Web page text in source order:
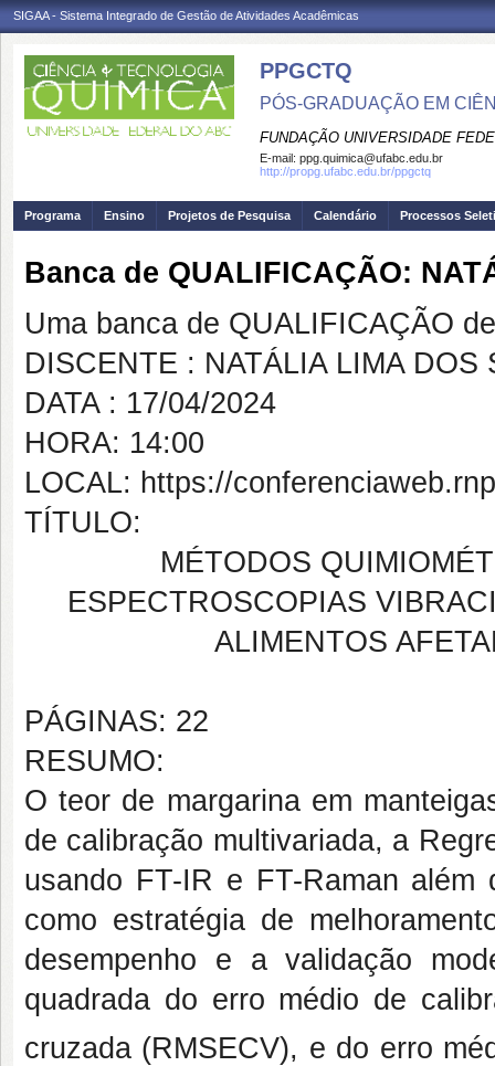
SIGAA - Sistema Integrado de Gestão de Atividades Acadêmicas
PPGCTQ
PÓS-GRADUAÇÃO EM
FUNDAÇÃO UNIVERSIDADE
E-mail: ppg.quimica@ufabc.edu.br
http://propg.ufabc.edu.br/ppgctq
Programa Ensino Projetos de Pesquisa Calendário Processos
Banca de QUALIFICAÇÃO:
Uma banca de QUALIFICAÇÃO
DISCENTE : NATÁLIA LIMA DOS
DATA : 17/04/2024
HORA: 14:00
LOCAL: https://
TÍTULO:
MÉTODOS
ESPECTROSCOPIAS
ALIMENTOS
PÁGINAS: 22
RESUMO:
O teor de margarina em
de calibração multivariada, a
usando FT-IR e FT-Raman
como estratégia de
desempenho e a validação
quadrada do erro médio de
cruzada (RMSECV), e do erro